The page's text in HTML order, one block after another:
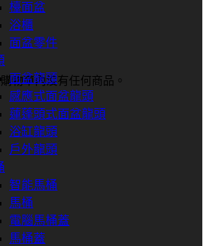
購物車內沒有任何商品。
檯面盆
浴櫃
面盆零件
面盆龍頭
感應式面盆龍頭
蓮蓬頭式面盆龍頭
浴缸龍頭
戶外龍頭
智能馬桶
馬桶
電腦馬桶蓋
馬桶蓋